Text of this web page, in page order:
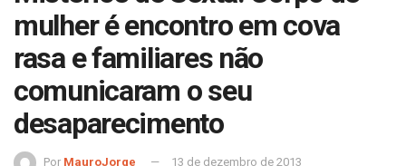
mulher é encontro em cova
rasa e familiares não
comunicaram o seu
desaparecimento
Por MauroJorge 13 de dezembro de 2013